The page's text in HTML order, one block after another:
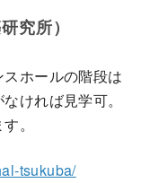
究所）
ホールの階段は
ければ見学可。
。
tsukuba/